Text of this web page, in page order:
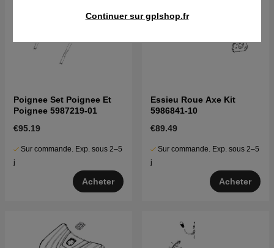
Continuer sur gplshop.fr
Poignee Set Poignee Et
Poignee 5987219-01
€95.19
Sur commande. Exp. sous 2–5
j
Acheter
Essieu Roue Axe Kit
5986841-10
€89.49
Sur commande. Exp. sous 2–5
j
Acheter